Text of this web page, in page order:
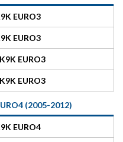
EURO3
EURO3
EURO3
EURO3
(2005-2012)
EURO4